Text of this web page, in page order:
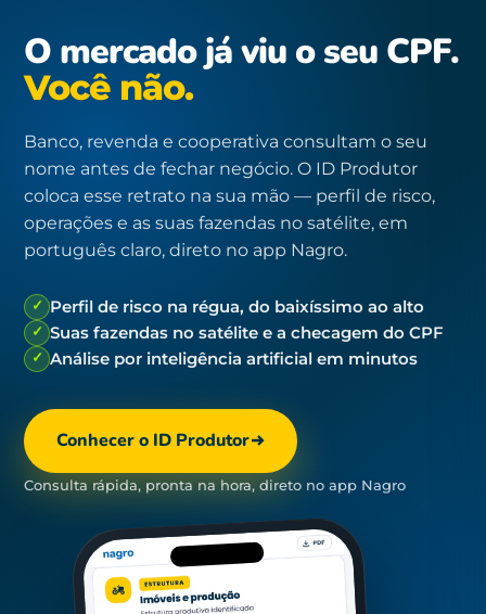
O mercado já viu o seu CPF.
Você não.
Banco, revenda e cooperativa consultam o seu
nome antes de fechar negócio. O ID Produtor
coloca esse retrato na sua mão — perfil de risco,
operações e as suas fazendas no satélite, em
português claro, direto no app Nagro.
✓ Perfil de risco na régua, do baixíssimo ao alto
✓ Suas fazendas no satélite e a checagem do CPF
✓ Análise por inteligência artificial em minutos
Conhecer o ID Produtor
Consulta rápida, pronta na hora, direto no app Nagro